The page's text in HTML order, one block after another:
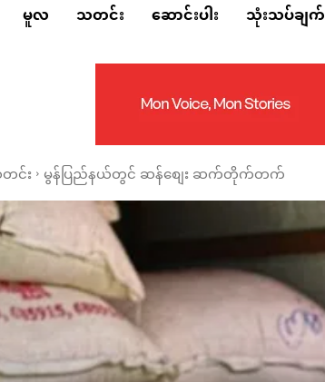
မူလ သတင်း ဆောင်းပါး သုံးသပ်ချက်
င်း မွန်ပြည်နယ်တွင် ဆန်စျေး ဆက်တိုက်တက်